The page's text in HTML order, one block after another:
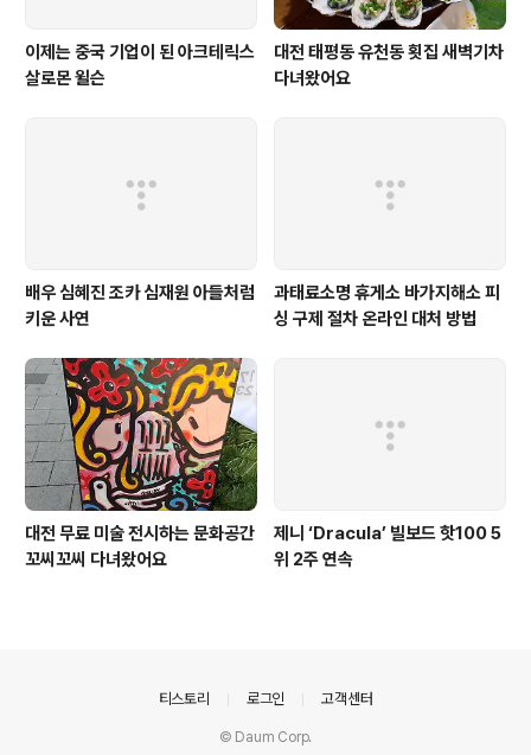
이제는 중국 기업이 된 아크테릭스
살로몬 윌슨
대전 태평동 유천동 횟집 새벽기차
다녀왔어요
배우 심혜진 조카 심재원 아들처럼
키운 사연
과태료소명 휴게소 바가지해소 피
싱 구제 절차 온라인 대처 방법
대전 무료 미술 전시하는 문화공간
꼬씨꼬씨 다녀왔어요
제니 ‘Dracula’ 빌보드 핫100 5
위 2주 연속
티스토리 로그인 고객센터
© Daum Corp.